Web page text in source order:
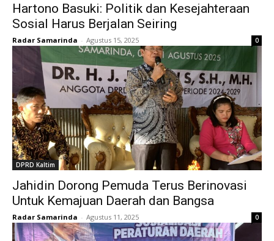
Hartono Basuki: Politik dan Kesejahteraan
Sosial Harus Berjalan Seiring
Radar Samarinda - Agustus 15, 2025 0
DPRD Kaltim
Jahidin Dorong Pemuda Terus Berinovasi
Untuk Kemajuan Daerah dan Bangsa
Radar Samarinda - Agustus 11, 2025 0